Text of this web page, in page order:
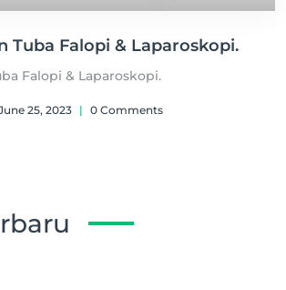
Tuba Falopi & Laparoskopi.
Falopi & Laparoskopi.
25, 2023 | 0 Comments